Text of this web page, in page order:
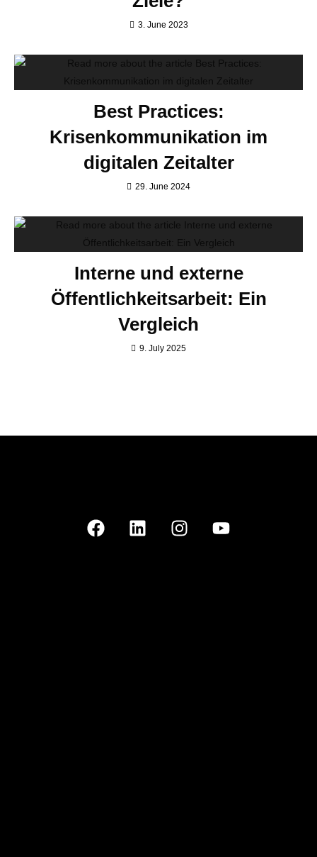
3. June 2023
Best Practices:
Krisenkommunikation im
digitalen Zeitalter
29. June 2024
Interne und externe
Öffentlichkeitsarbeit: Ein
Vergleich
9. July 2025